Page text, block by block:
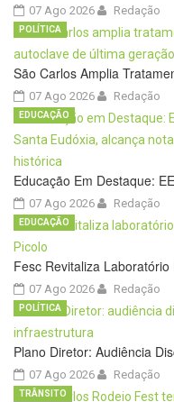
07 Ago 2026 Redação
São Carlos Amplia
07 Ago 2026
POLÍTICA
Redação
Educação Em Destaque:
07 Ago 2026
EDUCAÇÃO
Redação
Fesc Revitaliza
07 Ago 2026
EDUCAÇÃO
Redação
Plano Diretor: Audiência
07 Ago 2026
POLÍTICA
Redação
TRÂNSITO